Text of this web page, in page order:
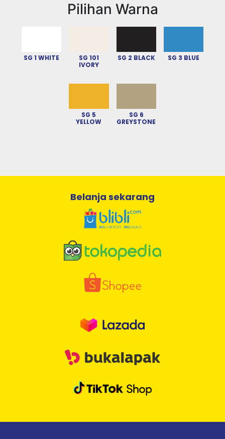
Pilihan Warna
SG 1 WHITE
SG 101
IVORY
SG 2 BLACK SG 3 BLUE
SG 5
YELLOW
SG 6
GREYSTONE
Belanja sekarang